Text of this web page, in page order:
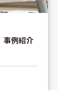
事例紹介